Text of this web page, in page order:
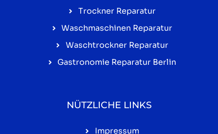
Trockner Reparatur
Waschmaschinen Reparatur
Waschtrockner Reparatur
Gastronomie Reparatur Berlin
NÜTZLICHE LINKS
Impressum